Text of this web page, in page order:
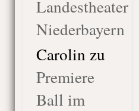
Landestheater
Niederbayern
Carolin zu
Premiere
Ball im